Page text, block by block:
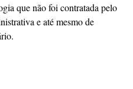
que não foi contratada pelo
e até mesmo de